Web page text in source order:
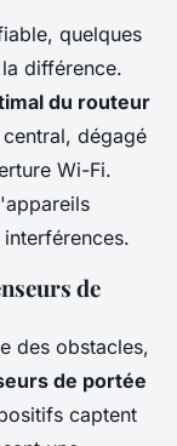
quelques
différence.
du routeur
dégagé
Wi-Fi.
de
des obstacles,
de portée
captent